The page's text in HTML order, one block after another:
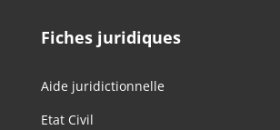
Fiches juridiques
Aide juridictionnelle
Etat Civil